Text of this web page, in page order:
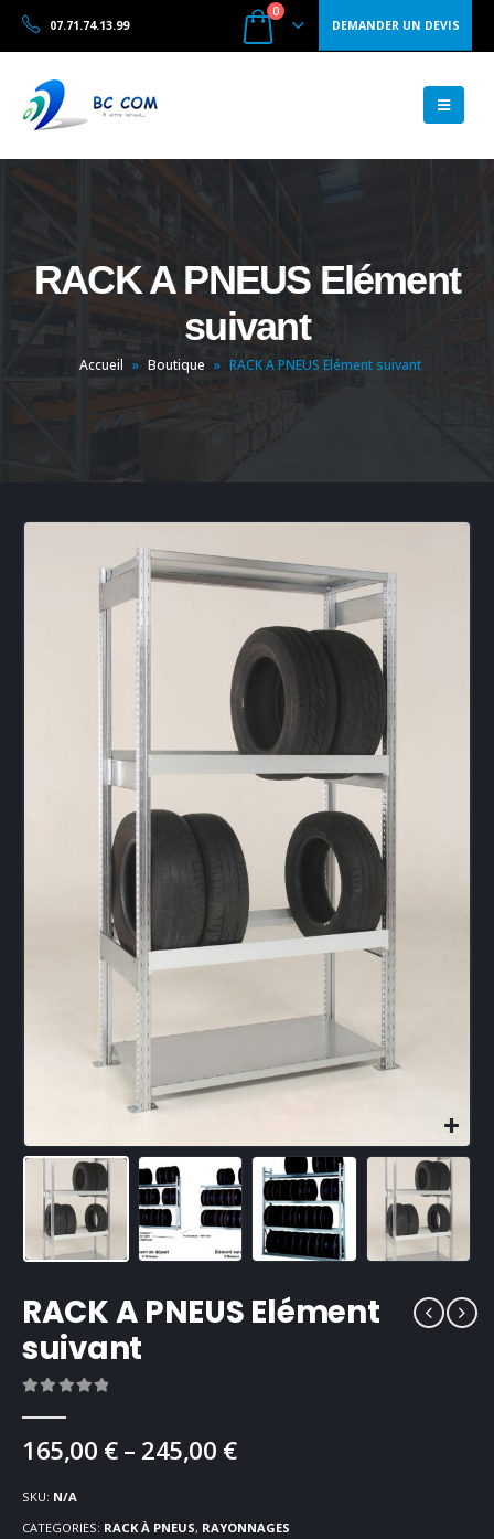
07.71.74.13.99
0
DEMANDER UN DEVIS
RACK A PNEUS Elément
suivant
Accueil » Boutique » RACK A PNEUS Elément suivant
RACK A PNEUS Elément
suivant
165,00 €– 245,00 €
SKU: N/A
CATEGORIES: RACK À PNEUS, RAYONNAGES